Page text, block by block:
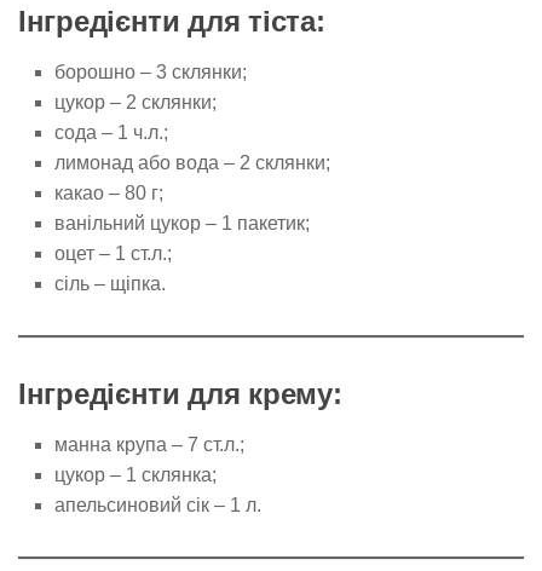
Інгредієнти для тіста:
борошно – 3 склянки;
цукор – 2 склянки;
сода – 1 ч.л.;
лимонад або вода – 2 склянки;
какао – 80 г;
ванільний цукор – 1 пакетик;
оцет – 1 ст.л.;
сіль – щіпка.
Інгредієнти для крему:
манна крупа – 7 ст.л.;
цукор – 1 склянка;
апельсиновий сік – 1 л.